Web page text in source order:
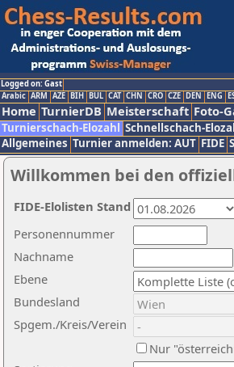
Logged on: Gast
Arabic ARM AZE BIH BUL CAT CHN CRO CZE DEN ENG
Home TurnierDB Meisterschaft Foto-
Turnierschach-Elozahl Schnellschach-
Allgemeines Turnier anmelden: AUT FIDE
Willkommen bei den
Nachname
Ebene
Personennummer
Bundesland
Spgem./Kreis/Verein
Nur
FIDE-Elolisten Stand